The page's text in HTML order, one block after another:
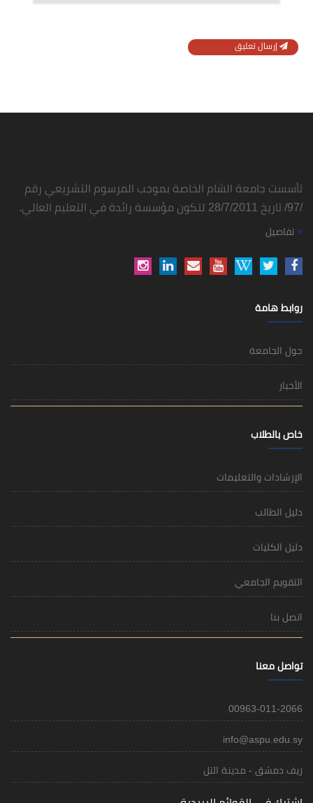
إرسال تعليق
تأسست جامعة الشام الخاصة بموجب المرسوم التشريعي رقم
/97/ تاريخ 28/7/2011 لتكون مؤسسة رائدة في التعليم العالي.
تفاصيل
روابط هامة
حول الجامعة
الأخبار
خاص بالطلاب
الإرشادات والتعليمات
دليل الطالب
دليل الكليات
التقويم الجامعي
اتصل بنا
تواصل معنا
00963-011-2066
info@aspu.edu.sy
ريف دمشق - مدينة التل